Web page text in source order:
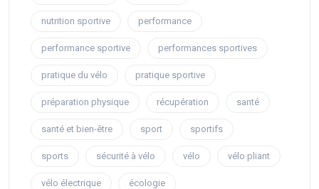
nutrition sportive performance
performance sportive performances sportives
pratique du vélo pratique sportive
préparation physique récupération santé
santé et bien-être sport sportifs
sports sécurité à vélo vélo vélo pliant
vélo électrique écologie